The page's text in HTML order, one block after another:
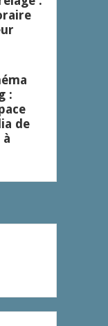
:
de
à